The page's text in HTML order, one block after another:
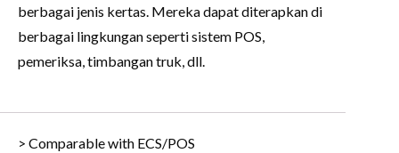
berbagai jenis kertas. Mereka dapat diterapkan di
berbagai lingkungan seperti sistem POS,
pemeriksa, timbangan truk, dll.
> Comparable with ECS/POS